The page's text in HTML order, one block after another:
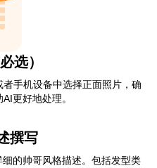
选）
手机设备中选择正面照片，确
更好地处理。
撰写
的帅哥风格描述。包括发型类